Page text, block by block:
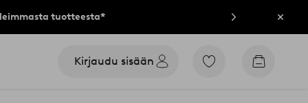
tuotteesta* Sulje
Kirjaudu sisään
Siirry
Siirry